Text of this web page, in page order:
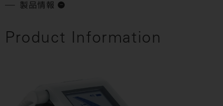
製品情報
Product Information